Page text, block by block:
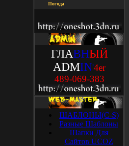
Погода
ГЛАВНЫЙ
ADMIN'4er
489-069-383
ШАБЛОНЫ(C-S)
Разные Шаблоны
Шапки Для
Сайтов UCOZ